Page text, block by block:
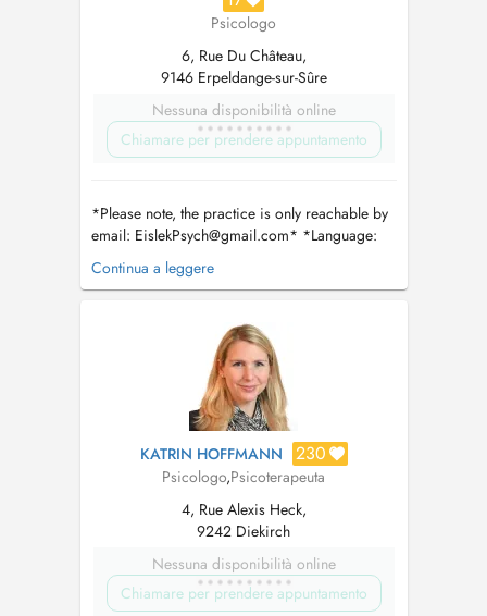
Psicologo
6, Rue Du Château,
9146 Erpeldange-sur-Sûre
Nessuna disponibilità online
Chiamare per prendere appuntamento
*Please note, the practice is only reachable by
email: EislekPsych@gmail.com* *Language:
English speaking patients are welcomed.
Please note, the patient themselves must speak
appointment requests in respective languages
other than English will ...
Continua a leggere
KATRIN HOFFMANN 230
Psicologo,Psicoterapeuta
4, Rue Alexis Heck,
9242 Diekirch
Nessuna disponibilità online
Chiamare per prendere appuntamento